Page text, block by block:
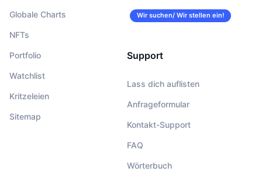
Globale Charts
NFTs
Portfolio
Watchlist
Kritzeleien
Sitemap
Wir suchen/ Wir stellen ein!
Support
Lass dich auflisten
Anfrageformular
Kontakt-Support
FAQ
Wörterbuch